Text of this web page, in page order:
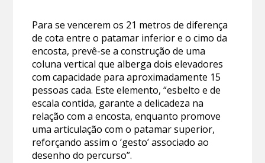
Para se vencerem os 21 metros de diferença
de cota entre o patamar inferior e o cimo da
encosta, prevê-se a construção de uma
coluna vertical que alberga dois elevadores
com capacidade para aproximadamente 15
pessoas cada. Este elemento, “esbelto e de
escala contida, garante a delicadeza na
relação com a encosta, enquanto promove
uma articulação com o patamar superior,
reforçando assim o ‘gesto’ associado ao
desenho do percurso”.